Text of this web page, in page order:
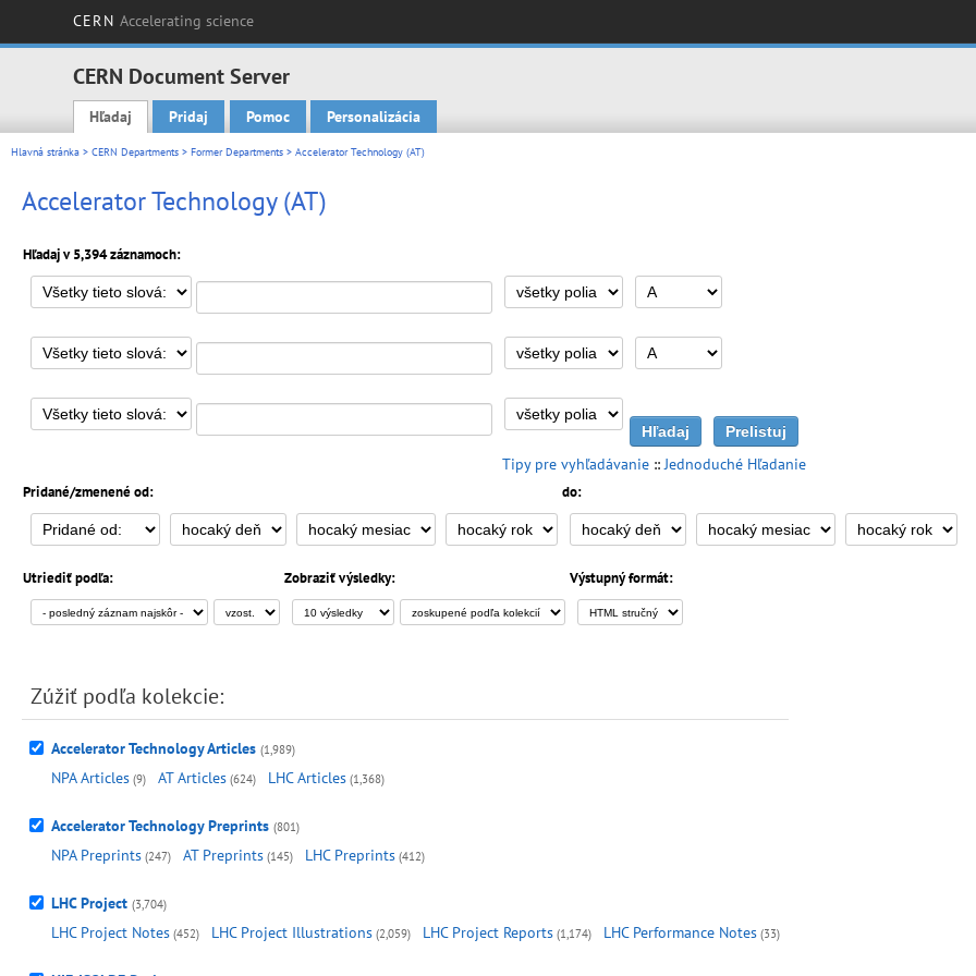
CERN Accelerating science
CERN Document Server
Main menu
Hľadaj Pridaj Pomoc Personalizácia
Hlavná stránka > CERN Departments > Former Departments > Accelerator Technology (AT)
Accelerator Technology (AT)
Hľadaj v 5,394 záznamoch:
Tipy pre vyhľadávanie ::Jednoduché Hľadanie
Pridané/zmenené od: do:
Utriediť podľa: Zobraziť výsledky: Výstupný formát:
Zúžiť podľa kolekciе:
Accelerator Technology Articles (1,989)
NPA Articles (9) AT Articles (624) LHC Articles (1,368)
Accelerator Technology Preprints (801)
NPA Preprints (247) AT Preprints (145) LHC Preprints (412)
LHC Project (3,704)
LHC Project Notes (452) LHC Project Illustrations (2,059) LHC Project Reports (1,174) LHC Performance Notes (33)